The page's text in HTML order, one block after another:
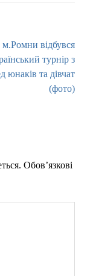
відбувся
турнір з
юнаків та дівчат
(фото)
Обов’язкові